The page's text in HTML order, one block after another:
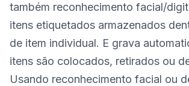
também reconhecimento facial/
itens etiquetados armazenados
de item individual. E grava
itens são colocados, retirados ou
Usando reconhecimento facial ou